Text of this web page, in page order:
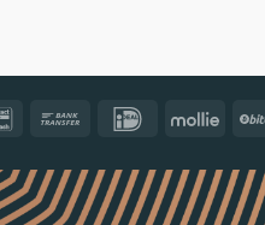
Bancontact Bank
IDeal Mollie